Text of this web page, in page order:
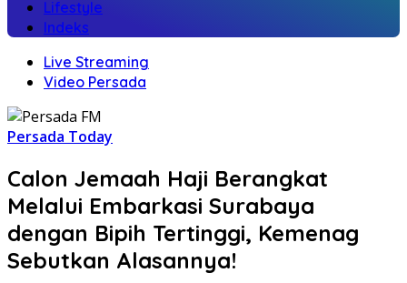
Lifestyle
Indeks
Live Streaming
Video Persada
Persada Today
Calon Jemaah Haji Berangkat
Melalui Embarkasi Surabaya
dengan Bipih Tertinggi, Kemenag
Sebutkan Alasannya!